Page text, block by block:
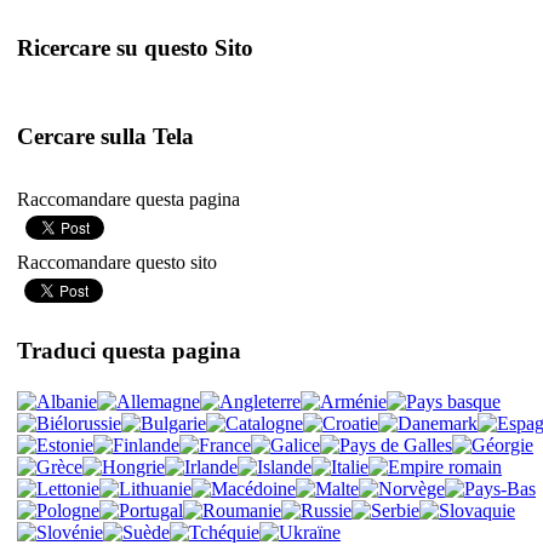
Ricercare su questo Sito
Cercare sulla Tela
Raccomandare questa pagina
Raccomandare questo sito
Traduci questa pagina